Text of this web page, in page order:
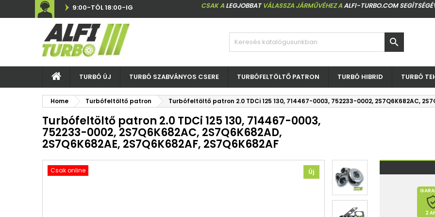
9:00-TÓL 18:00-IG CSAK A LEGJOBBATVÁLASSZA JÁRMŰVÉHEZ AALFI-TURBO.COM

TURBÓ ÚJ TURBÓ SZABVÁNYOS CSERE TURBÓFELTÖLTŐ PATRON TURBÓ HIBRID TURBÓ
Home Turbófeltöltő patron Turbófeltöltő patron 2.0 TDCi 125 130, 714467-0003, 752233-0002, 2S7Q6K682AC,
Turbófeltöltő patron 2.0 TDCi 125 130, 714467-0003,
752233-0002, 2S7Q6K682AC, 2S7Q6K682AD,
2S7Q6K682AE, 2S7Q6K682AF, 2S7Q6K682AF
Csak online Új
2